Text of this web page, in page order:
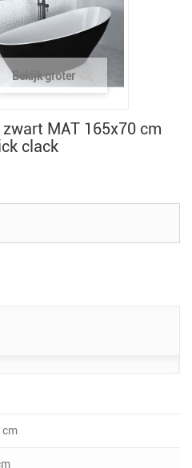
Bekijk groter
MAT 165x70 cm
clack
cm